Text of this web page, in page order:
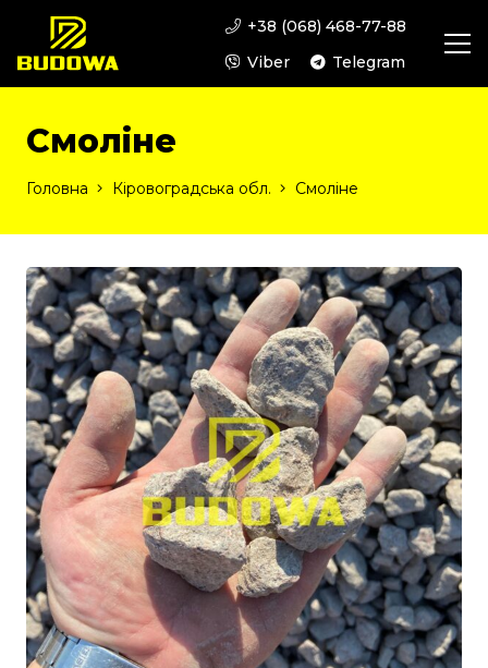
+38 (068) 468-77-88
Viber
Telegram
Смоліне
Головна Кіровоградська обл. Смоліне